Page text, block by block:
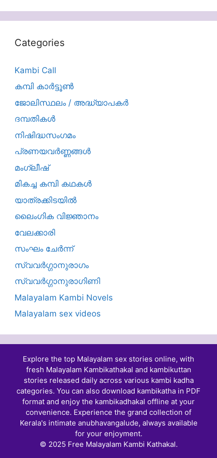
Categories
Kambi Call
കമ്പി കാർട്ടൂൺ
ജോലിസ്ഥലം / അദ്ധ്യാപകർ
ദമ്പതികള്‍
നിഷിദ്ധസംഗമം
പ്രണയവർണ്ണങ്ങൾ
മംഗ്ലീഷ്
മികച്ച കമ്പി കഥകൾ
യാത്രക്കിടയില്‍
ലൈംഗിക വിജ്ഞാനം
വേലക്കാരി
സംഘം ചേർന്ന്
സ്വവർഗ്ഗാനുരാഗം
സ്വവർഗ്ഗാനുരാഗിണി
Malayalam Kambi Novels
Malayalam sex videos
Explore the top Malayalam sex stories online, with
fresh Malayalam Kambikathakal and kambikuttan
stories released daily across various kambi kadha
categories. You can also download kambikatha in PDF
format and enjoy the kambikadhakal offline at your
convenience. Experience the grand collection of
Kerala's intimate anubhavangalude, always available
for your enjoyment.
© 2025 Free Malayalam Kambi Kathakal.